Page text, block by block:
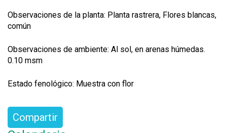
Observaciones de la planta: Planta rastrera, Flores blancas,
común
Observaciones de ambiente: Al sol, en arenas húmedas.
0.10 msm
Estado fenológico: Muestra con flor
Compartir